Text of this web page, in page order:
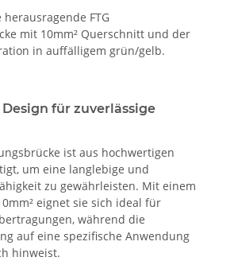
herausragende FTG
mit 10mm² Querschnitt und der
in auffälligem grün/gelb.
für zuverlässige
ist aus hochwertigen
um eine langlebige und
zu gewährleisten. Mit einem
eignet sie sich ideal für
während die
auf eine spezifische Anwendung
hinweist.